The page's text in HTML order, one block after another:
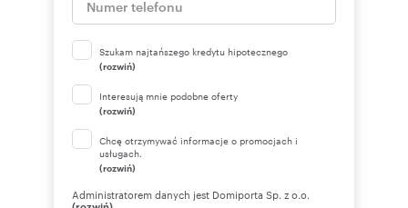
Szukam najtańszego kredytu hipotecznego
(rozwiń)
Interesują mnie podobne oferty
(rozwiń)
Chcę otrzymywać informacje o promocjach i
usługach.
(rozwiń)
Administratorem danych jest Domiporta Sp. z o.o.